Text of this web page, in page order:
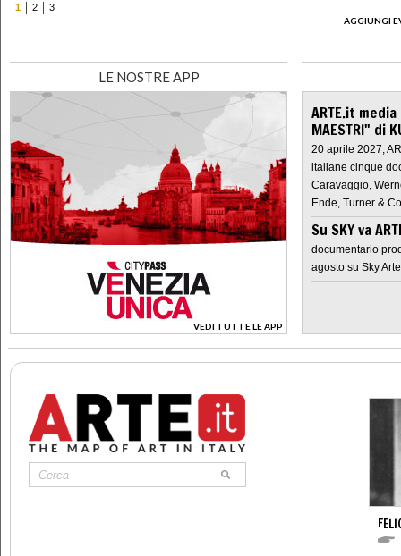
1 2
3
AGGIUNGI
LE NOSTRE APP
VEDI TUTTE LE APP
>
ARTE.it
MAESTRI" di
20 aprile 2027,
italiane cinque
Caravaggio,
Ende, Turner &
Su SKY va
documentario
agosto su Sky Arte